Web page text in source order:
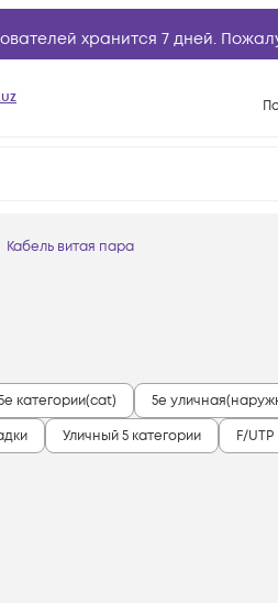
хранится 7 дней.
Кабель витая пара
категории(cat) 5e
Уличный 5 категории F/UTP